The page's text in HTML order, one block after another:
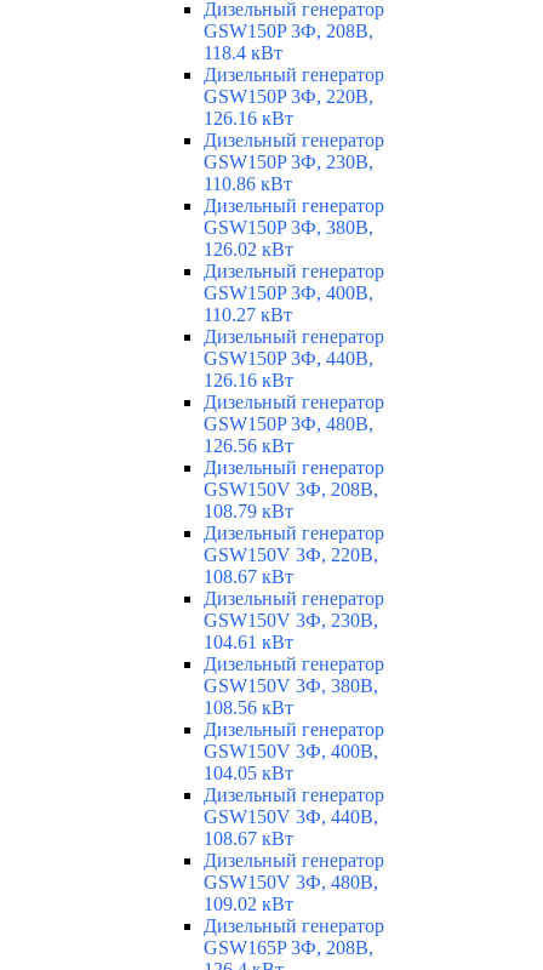
Дизельный генератор
GSW150P 3Ф, 208В,
118.4 кВт
Дизельный генератор
GSW150P 3Ф, 220В,
126.16 кВт
Дизельный генератор
GSW150P 3Ф, 230В,
110.86 кВт
Дизельный генератор
GSW150P 3Ф, 380В,
126.02 кВт
Дизельный генератор
GSW150P 3Ф, 400В,
110.27 кВт
Дизельный генератор
GSW150P 3Ф, 440В,
126.16 кВт
Дизельный генератор
GSW150P 3Ф, 480В,
126.56 кВт
Дизельный генератор
GSW150V 3Ф, 208В,
108.79 кВт
Дизельный генератор
GSW150V 3Ф, 220В,
108.67 кВт
Дизельный генератор
GSW150V 3Ф, 230В,
104.61 кВт
Дизельный генератор
GSW150V 3Ф, 380В,
108.56 кВт
Дизельный генератор
GSW150V 3Ф, 400В,
104.05 кВт
Дизельный генератор
GSW150V 3Ф, 440В,
108.67 кВт
Дизельный генератор
GSW150V 3Ф, 480В,
109.02 кВт
Дизельный генератор
GSW165P 3Ф, 208В,